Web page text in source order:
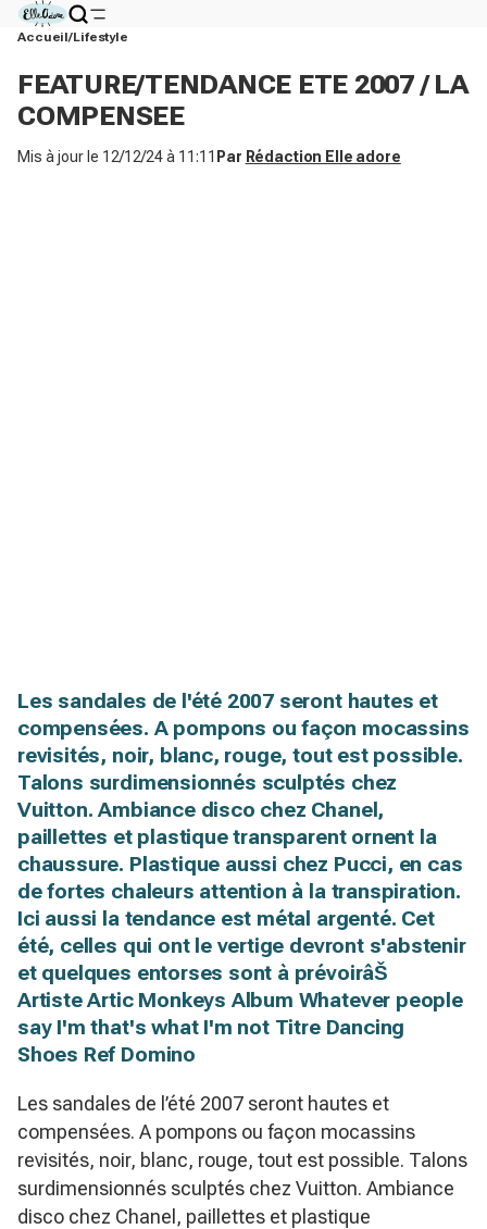
Accueil Lifestyle
FEATURE/TENDANCE ETE 2007 / LA
COMPENSEE
Mis à jour le 12/12/24 à 11:11 Par Rédaction Elle adore
Les sandales de l'été 2007 seront hautes et
compensées. A pompons ou façon mocassins
revisités, noir, blanc, rouge, tout est possible.
Talons surdimensionnés sculptés chez
Vuitton. Ambiance disco chez Chanel,
paillettes et plastique transparent ornent la
chaussure. Plastique aussi chez Pucci, en cas
de fortes chaleurs attention à la transpiration.
Ici aussi la tendance est métal argenté. Cet
été, celles qui ont le vertige devront s'abstenir
et quelques entorses sont à prévoirâŠ
Artiste Artic Monkeys Album Whatever people
say I'm that's what I'm not Titre Dancing
Shoes Ref Domino
Les sandales de l’été 2007 seront hautes et
compensées. A pompons ou façon mocassins
revisités, noir, blanc, rouge, tout est possible. Talons
surdimensionnés sculptés chez Vuitton. Ambiance
disco chez Chanel, paillettes et plastique